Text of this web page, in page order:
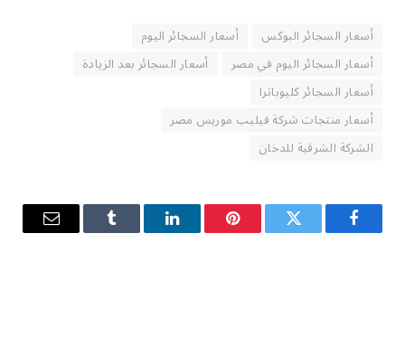
أسعار السجائر البوكس
أسعار السجائر اليوم
أسعار السجائر اليوم في مصر
أسعار السجائر بعد الزيادة
أسعار السجائر كليوباترا
أسعار منتجات شركة فيليب موريس مصر
الشركة الشرقية للدخان
فيسبوك تويتر بينتيريستلينكدإن Tumblr
البريد